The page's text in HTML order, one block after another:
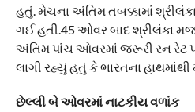
હતું. મેચના અંતિમ તબક્કામાં
ગઈ હતી.45 ઓવર બાદ શ્રીલંકા
અંતિમ પાંચ ઓવરમાં જરૂરી રન રેટ
લાગી રહ્યું હતું કે ભારતના
છેલ્લી બે ઓવરમાં નાટકીય વળાંક